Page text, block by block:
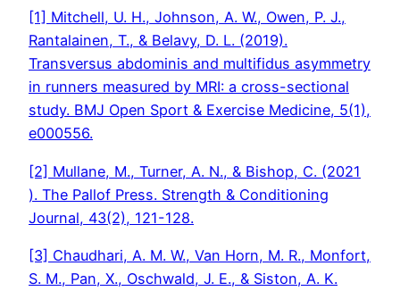
[1] Mitchell, U. H., Johnson, A. W., Owen, P. J.,
Rantalainen, T., & Belavy, D. L. (2019).
Transversus abdominis and multifidus asymmetry
in runners measured by MRI: a cross-sectional
study. BMJ Open Sport & Exercise Medicine, 5(1),
e000556.
[2] Mullane, M., Turner, A. N., & Bishop, C. (2021
). The Pallof Press. Strength & Conditioning
Journal, 43(2), 121-128.
[3] Chaudhari, A. M. W., Van Horn, M. R., Monfort,
S. M., Pan, X., Oschwald, J. E., & Siston, A. K.